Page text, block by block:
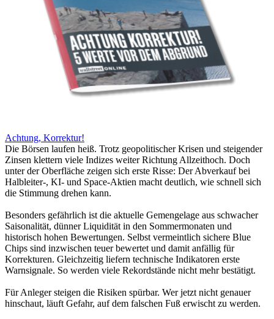
Achtung, Korrektur!
Die Börsen laufen heiß. Trotz geopolitischer Krisen und steigender
Zinsen klettern viele Indizes weiter Richtung Allzeithoch. Doch
unter der Oberfläche zeigen sich erste Risse: Der Abverkauf bei
Halbleiter-, KI- und Space-Aktien macht deutlich, wie schnell sich
die Stimmung drehen kann.
Besonders gefährlich ist die aktuelle Gemengelage aus schwacher
Saisonalität, dünner Liquidität in den Sommermonaten und
historisch hohen Bewertungen. Selbst vermeintlich sichere Blue
Chips sind inzwischen teuer bewertet und damit anfällig für
Korrekturen. Gleichzeitig liefern technische Indikatoren erste
Warnsignale. So werden viele Rekordstände nicht mehr bestätigt.
Für Anleger steigen die Risiken spürbar. Wer jetzt nicht genauer
hinschaut, läuft Gefahr, auf dem falschen Fuß erwischt zu werden.